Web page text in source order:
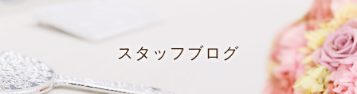
スタッフブログ